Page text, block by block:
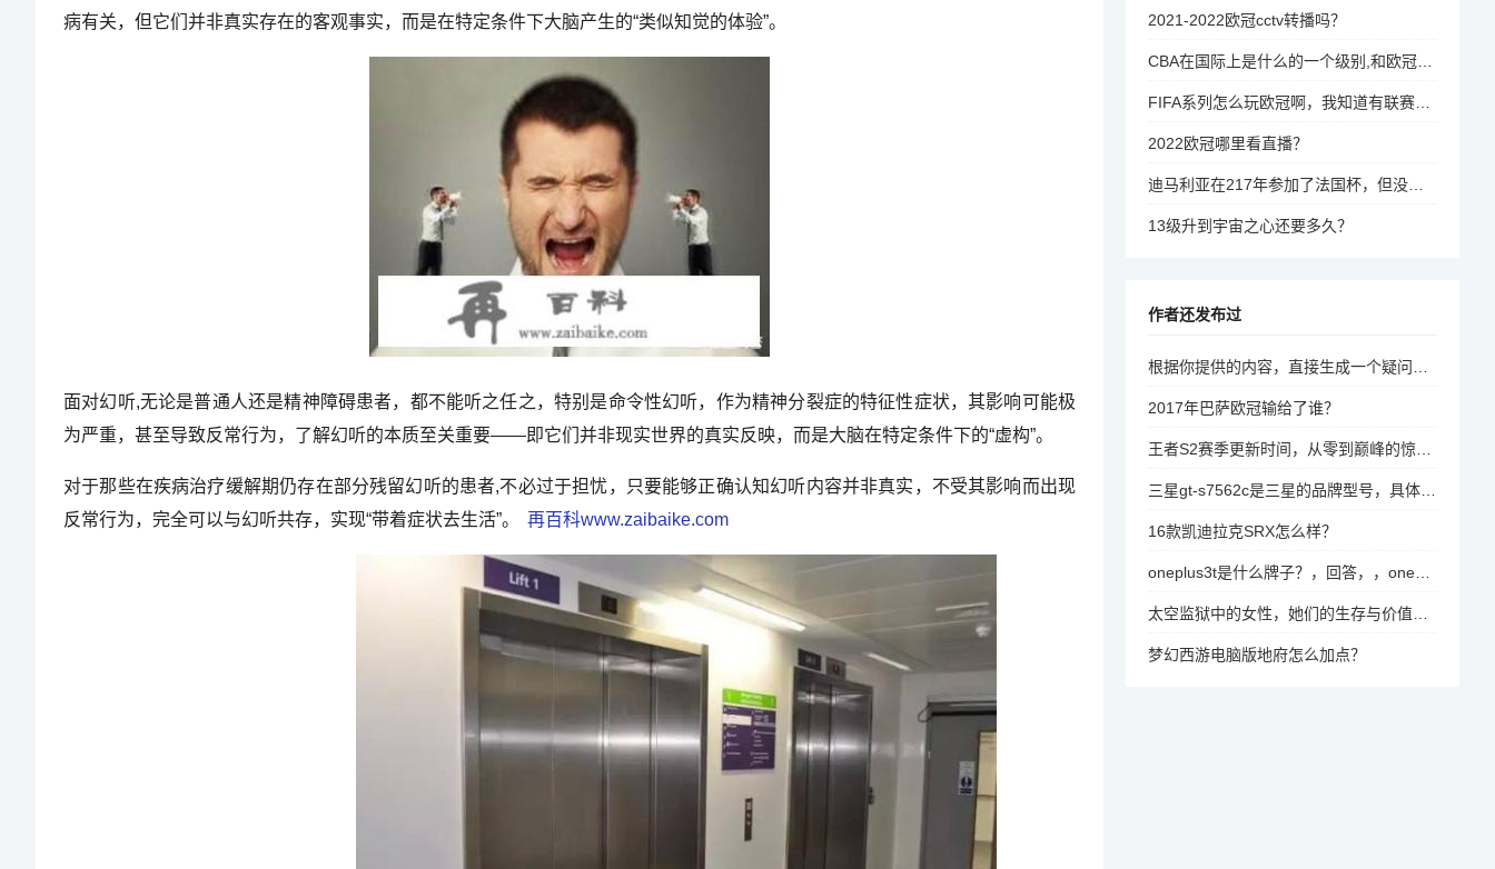
病有关，但它们并非真实存在的客观事实，而是在特定条件下大脑产生的“类似知觉的体验”。
面对幻听,无论是普通人还是精神障碍患者，都不能听之任之，特别是命令性幻听，作为精神分裂症的特征性症状，其影响可能极
为严重，甚至导致反常行为，了解幻听的本质至关重要——即它们并非现实世界的真实反映，而是大脑在特定条件下的“虚构”。
对于那些在疾病治疗缓解期仍存在部分残留幻听的患者,不必过于担忧，只要能够正确认知幻听内容并非真实，不受其影响而出现
反常行为，完全可以与幻听共存，实现“带着症状去生活”。
再百科www.zaibaike.com
2021-2022欧冠cctv转播吗？
CBA在国际上是什么的一个级别,和欧冠相差大吗？
FIFA系列怎么玩欧冠啊，我知道有联赛模式，但只能玩联赛啊，中途为什么没有欧冠和杯赛呢？
2022欧冠哪里看直播？
迪马利亚在217年参加了法国杯，但没有在该杯中获得mvp。
13级升到宇宙之心还要多久？
作者还发布过
根据你提供的内容，直接生成一个疑问标题，，关闭门离开门会不会自锁？
2017年巴萨欧冠输给了谁？
王者S2赛季更新时间，从零到巅峰的惊喜时刻，官方发布最新信息！
三星gt-s7562c是三星的品牌型号，具体品牌为三星。如果你需要进一步的信息，比如具体型号的组成部分或型号编号，可以提供更多细节。
16款凯迪拉克SRX怎么样？
oneplus3t是什么牌子？，回答，，oneplus3t是OnePlus品牌下的手机型号。OnePlus是全球知名的科技品牌，专注于智能手机和智能设备的开发与销售。oneplus3t属于OnePlus系列中的中高端机型，以其独特的设计和性能特点受到用户和消费者的青睐。
太空监狱中的女性，她们的生存与价值观如何？
梦幻西游电脑版地府怎么加点？